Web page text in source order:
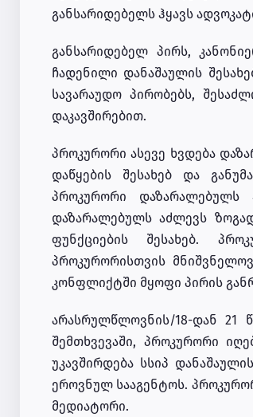
განსარიდებელს ჰყავს
განსარიდებელ პირს,
ჩადენილი დანაშაულის
სავარაუდო პირობებს,
დაკავშირებით.
პროკურორი ასევე ხვდება
დაწყების შესახებ და
პროკურორი დაზარალებულს
დაზარალებულს აძლევს
ფუნქციების შესახებ.
პროკურორისთვის
კონფლიქტში მყოფი პირის
არასრულწლოვნის/18-დან 21
შემთხვევაში, პროკურორი
უკავშირდება სსიპ
ეროვნულ სააგენტოს.
მედიატორი.